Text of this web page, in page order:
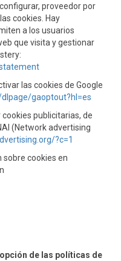
proveedor por
cookies. Hay
a los usuarios
que visita y gestionar
las cookies de Google
gaoptout?hl=es
publicitarias, de
(Network advertising
?c=1
cookies en
de las políticas de